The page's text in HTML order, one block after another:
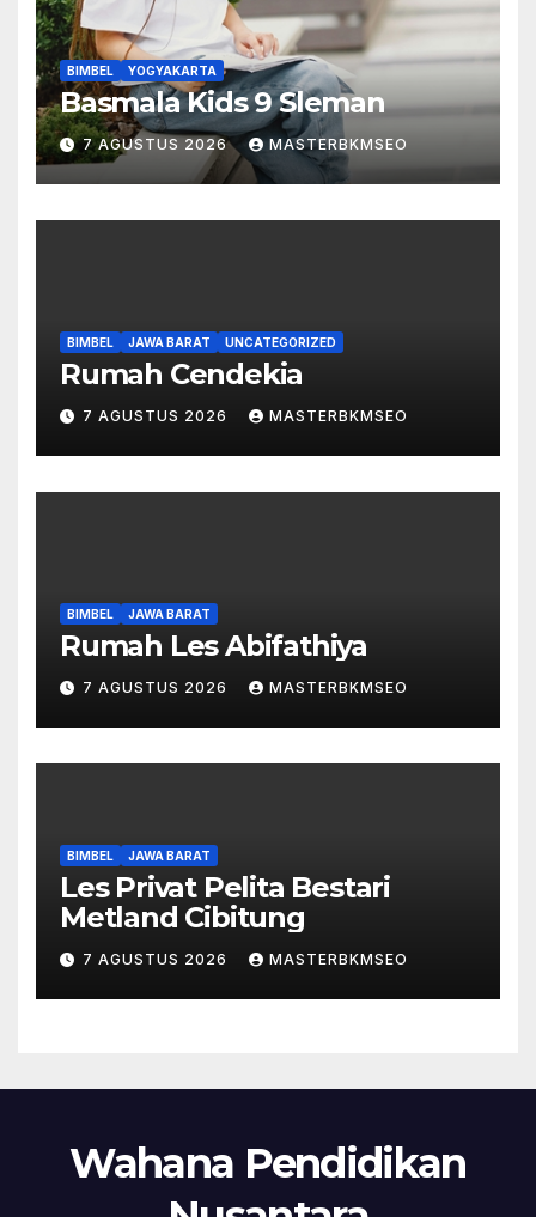
BIMBEL YOGYAKARTA
Basmala Kids 9 Sleman
7 AGUSTUS 2026 MASTERBKMSEO
BIMBEL JAWA BARAT UNCATEGORIZED
Rumah Cendekia
7 AGUSTUS 2026 MASTERBKMSEO
BIMBEL JAWA BARAT
Rumah Les Abifathiya
7 AGUSTUS 2026 MASTERBKMSEO
BIMBEL JAWA BARAT
Les Privat Pelita Bestari
Metland Cibitung
7 AGUSTUS 2026 MASTERBKMSEO
Wahana Pendidikan